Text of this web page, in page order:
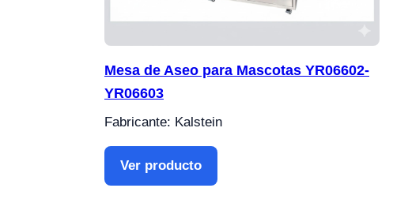
Mesa de Aseo para Mascotas YR06602-
YR06603
Fabricante: Kalstein
Ver producto